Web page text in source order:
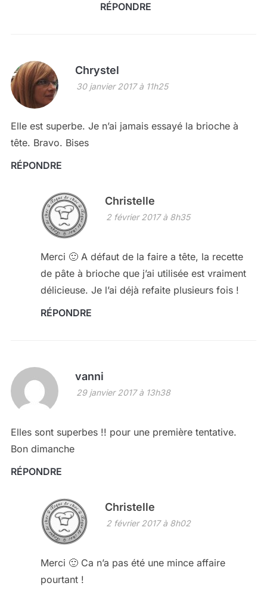
RÉPONDRE
Chrystel
30 janvier 2017 à 11h25
Elle est superbe. Je n’ai jamais essayé la brioche à
tête. Bravo. Bises
RÉPONDRE
Christelle
2 février 2017 à 8h35
Merci 🙂 A défaut de la faire a tête, la recette
de pâte à brioche que j’ai utilisée est vraiment
délicieuse. Je l’ai déjà refaite plusieurs fois !
RÉPONDRE
vanni
29 janvier 2017 à 13h38
Elles sont superbes !! pour une première tentative.
Bon dimanche
RÉPONDRE
Christelle
2 février 2017 à 8h02
Merci 🙂 Ca n’a pas été une mince affaire
pourtant !